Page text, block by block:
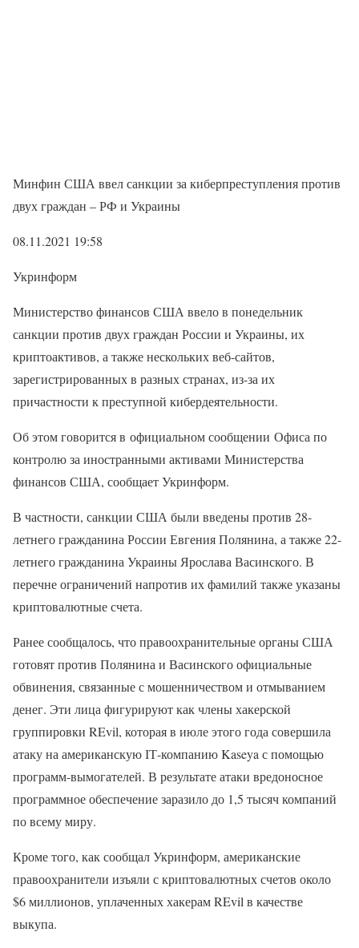
Минфин США ввел санкции за киберпреступления против
двух граждан – РФ и Украины
08.11.2021 19:58
Укринформ
Министерство финансов США ввело в понедельник
санкции против двух граждан России и Украины, их
криптоактивов, а также нескольких веб-сайтов,
зарегистрированных в разных странах, из-за их
причастности к преступной кибердеятельности.
Об этом говорится в официальном сообщении Офиса по
контролю за иностранными активами Министерства
финансов США, сообщает Укринформ.
В частности, санкции США были введены против 28-
летнего гражданина России Евгения Полянина, а также 22-
летнего гражданина Украины Ярослава Васинского. В
перечне ограничений напротив их фамилий также указаны
криптовалютные счета.
Ранее сообщалось, что правоохранительные органы США
готовят против Полянина и Васинского официальные
обвинения, связанные с мошенничеством и отмыванием
денег. Эти лица фигурируют как члены хакерской
группировки REvil, которая в июле этого года совершила
атаку на американскую ІТ-компанию Kaseya с помощью
программ-вымогателей. В результате атаки вредоносное
программное обеспечение заразило до 1,5 тысяч компаний
по всему миру.
Кроме того, как сообщал Укринформ, американские
правоохранители изъяли с криптовалютных счетов около
$6 миллионов, уплаченных хакерам REvil в качестве
выкупа.